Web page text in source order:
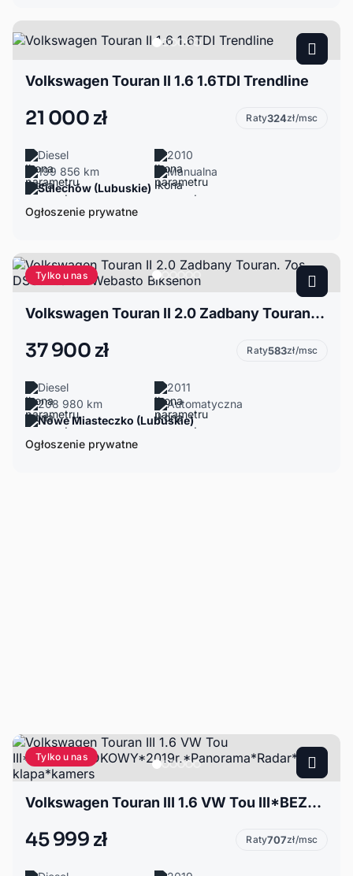
Volkswagen Touran II 1.6 1.6TDI Trendline
21 000 zł Raty324zł/msc
Diesel
2010
199 856 km
Manualna
Sulechów (Lubuskie)
Ogłoszenie prywatne
Tylko u nas
Volkswagen Touran II 2.0 Zadbany Touran. 7os. DSG. 2.0TDI Webasto Biksenon
37 900 zł Raty583zł/msc
Diesel
2011
208 980 km
Automatyczna
Nowe Miasteczko (Lubuskie)
Ogłoszenie prywatne
Tylko u nas
Volkswagen Touran III 1.6 VW Tou III*BEZWYPADKOWY*2019r.*Panorama*Radar*el. klapa*kamers
45 999 zł Raty707zł/msc